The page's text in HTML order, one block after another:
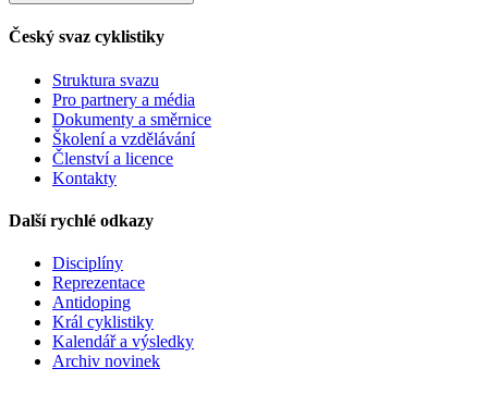
Český svaz cyklistiky
Struktura svazu
Pro partnery a média
Dokumenty a směrnice
Školení a vzdělávání
Členství a licence
Kontakty
Další rychlé odkazy
Disciplíny
Reprezentace
Antidoping
Král cyklistiky
Kalendář a výsledky
Archiv novinek